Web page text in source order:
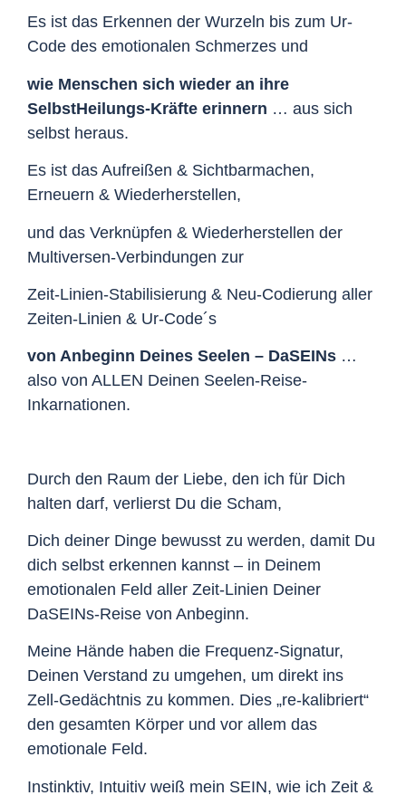
Es ist das Erkennen der Wurzeln bis zum Ur-
Code des emotionalen Schmerzes und
wie Menschen sich wieder an ihre
SelbstHeilungs-Kräfte erinnern … aus sich
selbst heraus.
Es ist das Aufreißen & Sichtbarmachen,
Erneuern & Wiederherstellen,
und das Verknüpfen & Wiederherstellen der
Multiversen-Verbindungen zur
Zeit-Linien-Stabilisierung & Neu-Codierung aller
Zeiten-Linien & Ur-Code´s
von Anbeginn Deines Seelen – DaSEINs …
also von ALLEN Deinen Seelen-Reise-
Inkarnationen.
Durch den Raum der Liebe, den ich für Dich
halten darf, verlierst Du die Scham,
Dich deiner Dinge bewusst zu werden, damit Du
dich selbst erkennen kannst – in Deinem
emotionalen Feld aller Zeit-Linien Deiner
DaSEINs-Reise von Anbeginn.
Meine Hände haben die Frequenz-Signatur,
Deinen Verstand zu umgehen, um direkt ins
Zell-Gedächtnis zu kommen. Dies „re-kalibriert“
den gesamten Körper und vor allem das
emotionale Feld.
Instinktiv, Intuitiv weiß mein SEIN, wie ich Zeit &